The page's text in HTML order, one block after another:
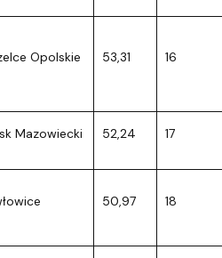
Opolskie 53,31 16
Mazowiecki 52,24 17
50,97 18